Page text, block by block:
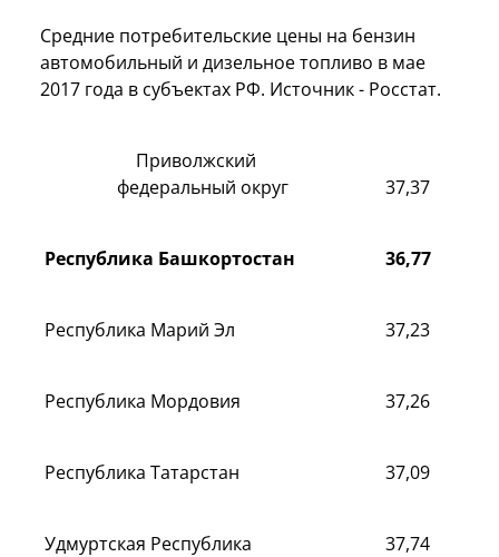
Средние потребительские цены на бензин
автомобильный и дизельное топливо в мае
2017 года в субъектах РФ. Источник - Росстат.
Приволжский
федеральный округ
37,37
Республика Башкортостан 36,77
Республика Марий Эл 37,23
Республика Мордовия 37,26
Республика Татарстан 37,09
Удмуртская Республика 37,74